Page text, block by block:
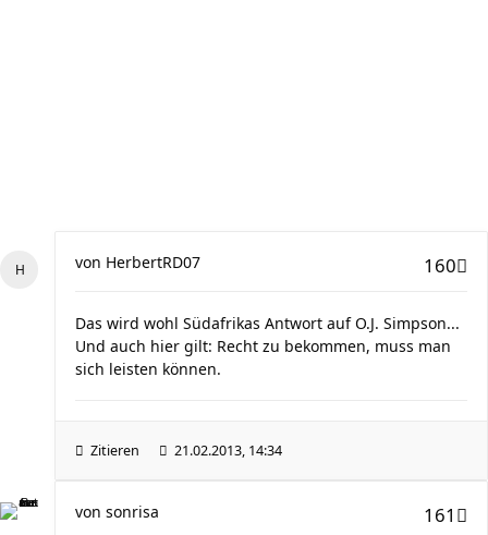
160
von HerbertRD07
Das wird wohl Südafrikas Antwort auf O.J. Simpson...
Und auch hier gilt: Recht zu bekommen, muss man
sich leisten können.
Zitieren 21.02.2013, 14:34
161
von sonrisa